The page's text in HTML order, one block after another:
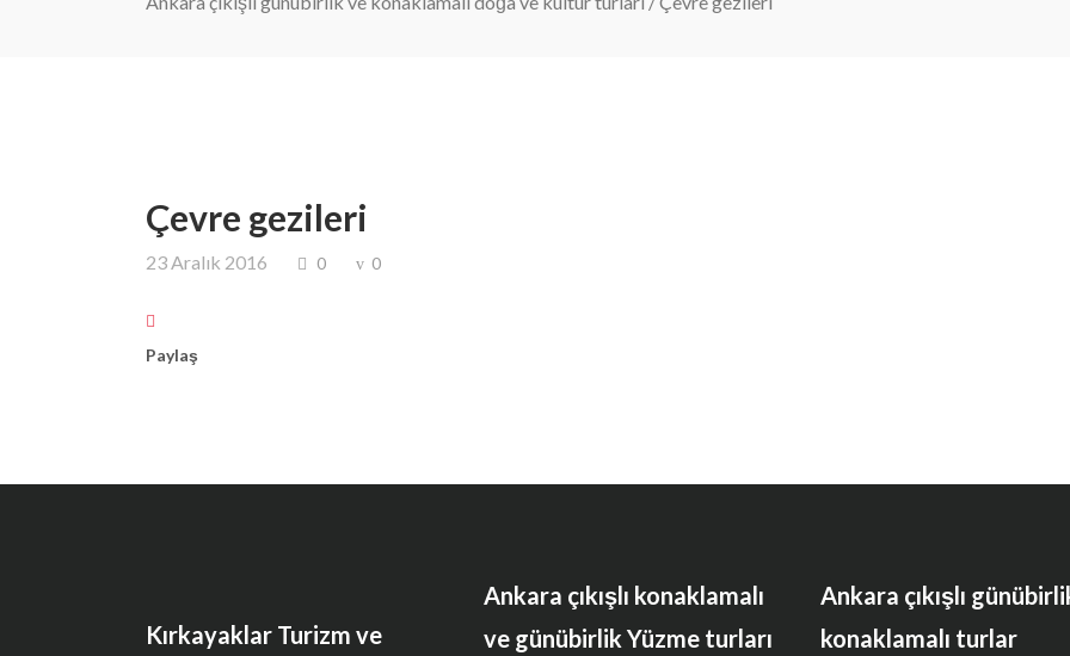
Çevre gezileri
23 Aralık 2016 0 0
Paylaş
Kırkayaklar Turizm ve
Ankara çıkışlı konaklamalı
ve günübirlik Yüzme turları
Ankara çıkışlı
konaklamalı turlar